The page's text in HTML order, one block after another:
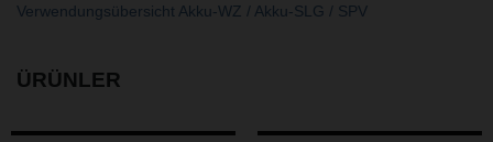
Verwendungsübersicht Akku-WZ / Akku-SLG / SPV
ÜRÜNLER